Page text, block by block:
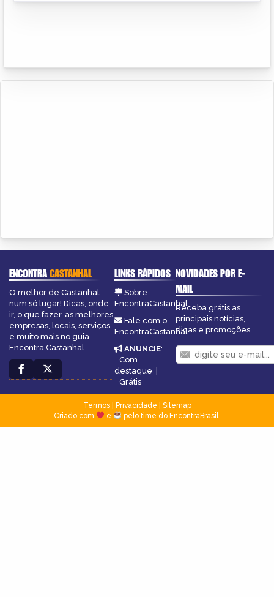
ENCONTRACASTANHAL
O melhor de Castanhal
num só lugar! Dicas, onde
ir, o que fazer, as melhores
empresas, locais, serviços
e muito mais no guia
Encontra Castanhal.
LINKS RÁPIDOS
Sobre
EncontraCastanhal
Fale com o
EncontraCastanhal
ANUNCIE:
Com
destaque |
Grátis
NOVIDADES POR E-
MAIL
Receba grátis as
principais notícias,
dicas e promoções
Termos| Privacidade
Sitemap
Criado com
e pelo time do EncontraBrasil